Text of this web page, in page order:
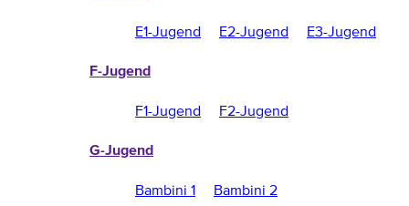
E1-Jugend E2-Jugend E3-Jugend
F-Jugend
F1-Jugend F2-Jugend
G-Jugend
Bambini 1 Bambini 2